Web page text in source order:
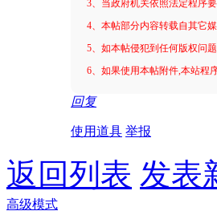
3、当政府机关依照法定程序
4、本帖部分内容转载自其它
5、如本帖侵犯到任何版权问
6、如果使用本帖附件,本站程
回复
使用道具 举报
返回列表 发表
高级模式